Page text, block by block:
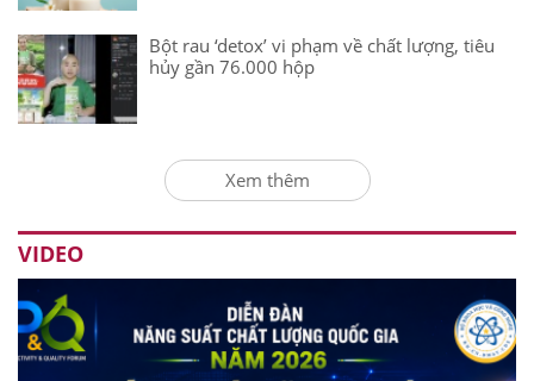
Bột rau ‘detox’ vi phạm về chất lượng, tiêu
hủy gần 76.000 hộp
Xem thêm
VIDEO